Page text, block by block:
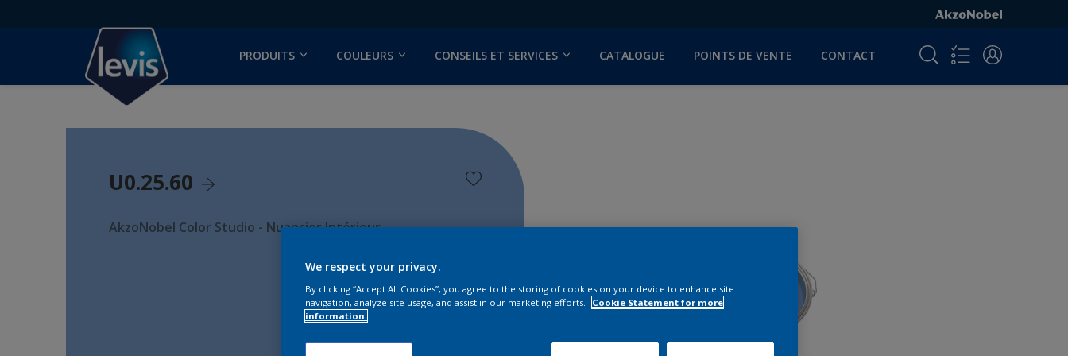
PRODUITS COULEURS CONSEILS ET SERVICES CATALOGUE POINTS DE VENTE CONTACT
U0.25.60
AkzoNobel Color Studio - Nuancier Intérieur
We respect your privacy.
By clicking “Accept All Cookies”, you agree to the storing of cookies on your device to enhance site
navigation, analyze site usage, and assist in our marketing efforts.
Cookie Statement for more
information.